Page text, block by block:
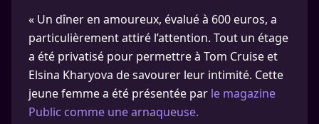
« Un dîner en amoureux, évalué à 600 euros, a
particulièrement attiré l’attention. Tout un étage
a été privatisé pour permettre à Tom Cruise et
Elsina Kharyova de savourer leur intimité. Cette
jeune femme a été présentée par le magazine
Public comme une arnaqueuse.